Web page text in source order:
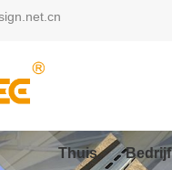
Thuis Bedrijf